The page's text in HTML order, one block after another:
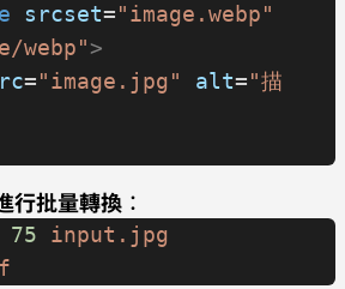
srcset="image.webp"
webp">
="image.jpg" alt="描
行批量轉換 ：
75 input.jpg